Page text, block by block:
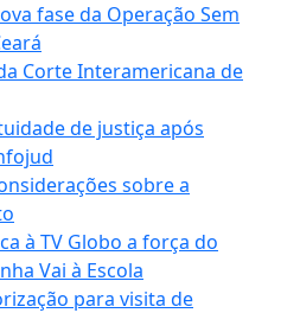
fase da Operação Sem
Corte Interamericana de
de justiça após
sobre a
à TV Globo a força do
Vai à Escola
para visita de